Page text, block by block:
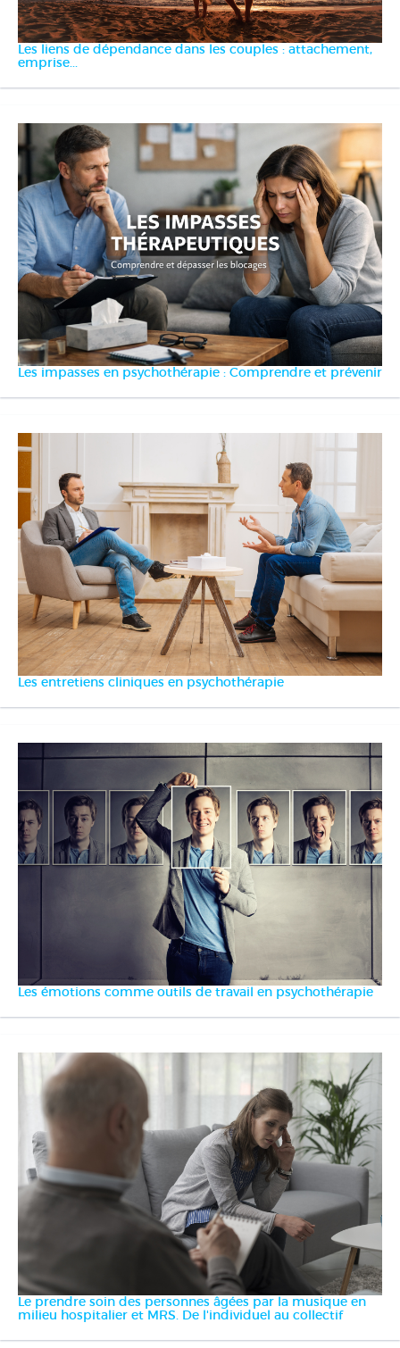
Les liens de dépendance dans les couples : attachement,
emprise...
Les impasses en psychothérapie : Comprendre et prévenir
Les entretiens cliniques en psychothérapie
Les émotions comme outils de travail en psychothérapie
Le prendre soin des personnes âgées par la musique en
milieu hospitalier et MRS. De l'individuel au collectif